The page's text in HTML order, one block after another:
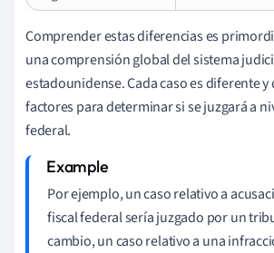
Comprender estas diferencias es
una comprensión global del sistema
estadounidense. Cada caso es diferente
factores para determinar si se juzgará a
federal.
Por ejemplo, un caso relativo a
fiscal federal sería juzgado por un
cambio, un caso relativo a una